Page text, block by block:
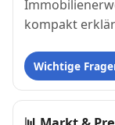
kompakt
Wichtige